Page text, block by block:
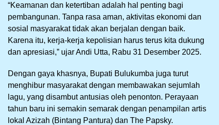
“Keamanan dan ketertiban adalah hal penting bagi
pembangunan. Tanpa rasa aman, aktivitas ekonomi dan
sosial masyarakat tidak akan berjalan dengan baik.
Karena itu, kerja-kerja kepolisian harus terus kita dukung
dan apresiasi,” ujar Andi Utta, Rabu 31 Desember 2025.
Dengan gaya khasnya, Bupati Bulukumba juga turut
menghibur masyarakat dengan membawakan sejumlah
lagu, yang disambut antusias oleh penonton. Perayaan
tahun baru ini semakin semarak dengan penampilan artis
lokal Azizah (Bintang Pantura) dan The Papsky.